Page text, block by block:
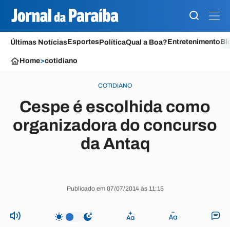
Últimas NotíciasEsportesPolíticaQual a Boa?Entretenimento
Home>cotidiano
COTIDIANO
Cespe é escolhida como
organizadora do concurso
da Antaq
Publicado em 07/07/2014 às 11:15